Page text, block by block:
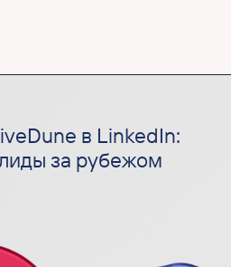
в LinkedIn:
за рубежом